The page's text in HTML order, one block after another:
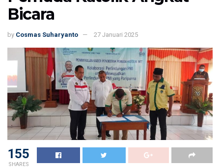
Bicara
by Cosmas Suharyanto 27 Januari 2025
155
SHARES